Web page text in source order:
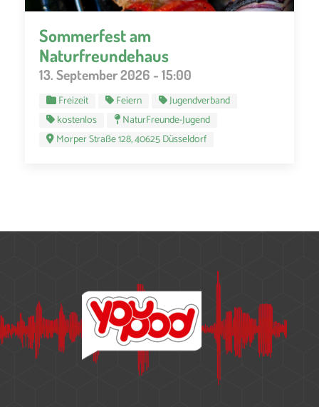
Sommerfest am
Naturfreundehaus
13. September 2026 - 15:00
Freizeit Feiern
Jugendverband
kostenlos
NaturFreunde-Jugend
Morper Straße 128, 40625 Düsseldorf